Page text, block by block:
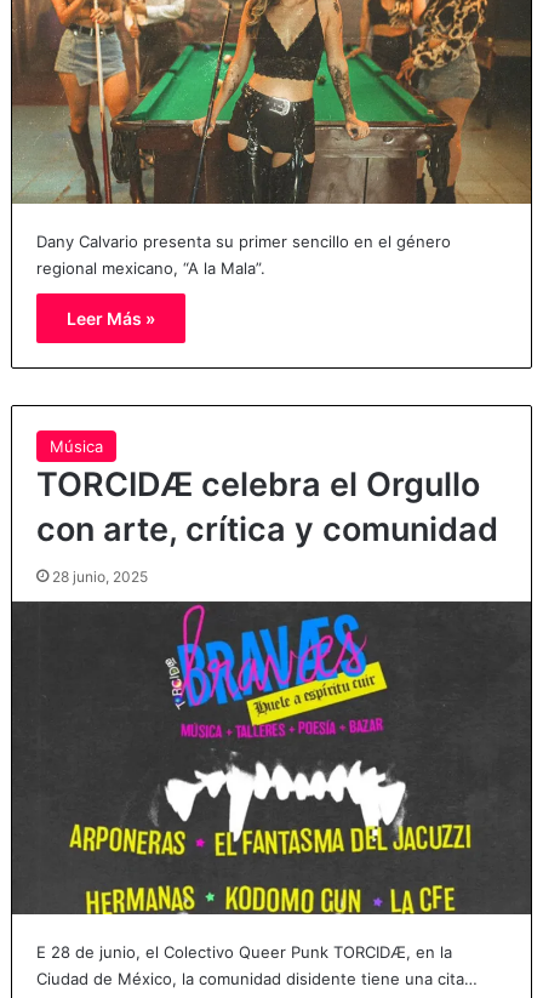
Dany Calvario presenta su primer sencillo en el género
regional mexicano, “A la Mala”.
Leer Más »
Música
TORCIDÆ celebra el Orgullo
con arte, crítica y comunidad
28 junio, 2025
E 28 de junio, el Colectivo Queer Punk TORCIDÆ, en la
Ciudad de México, la comunidad disidente tiene una cita…